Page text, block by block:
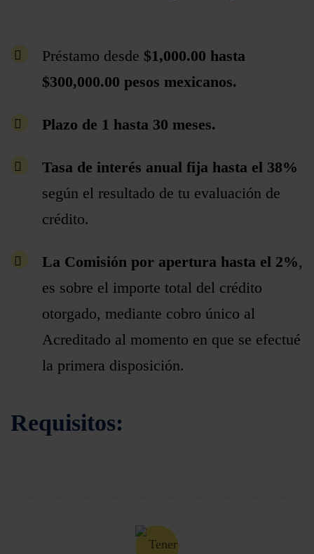
Préstamo desde $1,000.00 hasta
$300,000.00 pesos mexicanos.
Plazo de 1 hasta 30 meses.
Tasa de interés anual fija hasta el 38%
según el resultado de tu evaluación de
crédito.
La Comisión por apertura hasta el 2%,
es sobre el importe total del crédito
otorgado, mediante cobro único al
Acreditado al momento en que se efectué
la primera disposición.
Requisitos: